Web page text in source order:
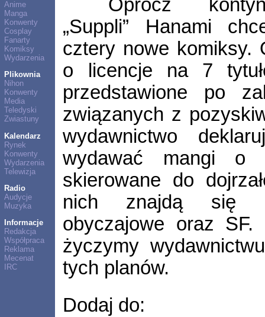
Anime
Manga
Konwenty
Cosplay
Fanarty
Komiksy
Wydarzenia
Plikownia
Nihon
Konwenty
Media
Teledyski
Zwiastuny
Kalendarz
Rynek
Konwenty
Wydarzenia
Telewizja
Radio
Audycje
Muzyka
Informacje
Redakcja
Współpraca
Reklama
Mecenat
IRC
Oprócz
„Suppli” Hanami
cztery nowe komiksy.
o licencje na 7
przedstawione po
związanych z
wydawnictwo
wydawać mangi o
skierowane do
nich znajdą się
obyczajowe oraz
życzymy
tych planów.
Dodaj do: